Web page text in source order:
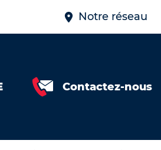
Notre réseau
Contactez-nous